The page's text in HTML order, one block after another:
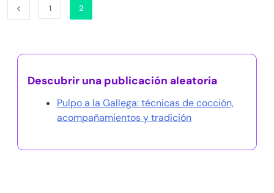
1 2
Descubrir una publicación aleatoria
Pulpo a la Gallega: técnicas de cocción,
acompañamientos y tradición